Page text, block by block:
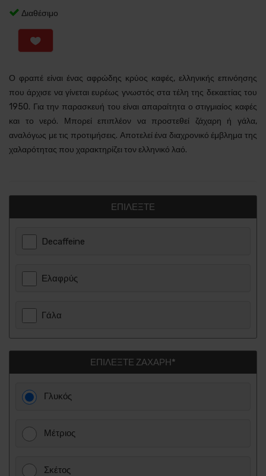
Διαθέσιμο
Ο φραπέ είναι ένας αφρώδης κρύος καφές, ελληνικής επινόησης
που άρχισε να γίνεται ευρέως γνωστός στα τέλη της δεκαετίας του
1950. Για την παρασκευή του είναι απαραίτητα ο στιγμιαίος καφές
και το νερό. Μπορεί επιπλέον να προστεθεί ζάχαρη ή γάλα,
αναλόγως με τις προτιμήσεις. Αποτελεί ένα διαχρονικό έμβλημα της
χαλαρότητας που χαρακτηρίζει τον ελληνικό λαό.
ΕΠΙΛΈΞΤΕ
Decaffeine
Ελαφρύς
Γάλα
ΕΠΙΛΈΞΤΕ ΖΆΧΑΡΗ*
Γλυκός
Μέτριος
Σκέτος